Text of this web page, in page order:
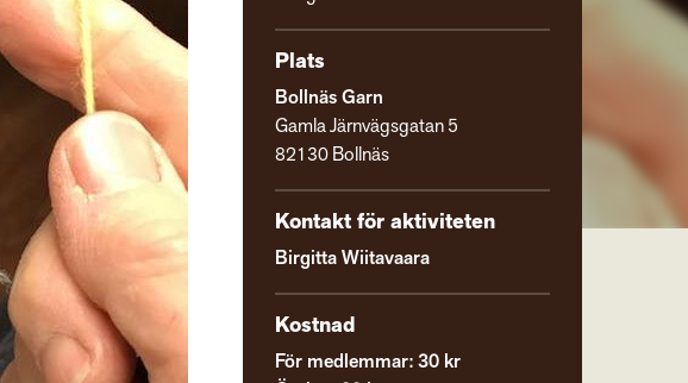
Plats
Bollnäs Garn
Gamla Järnvägsgatan 5
82130 Bollnäs
Kontakt för aktiviteten
Birgitta Wiitavaara
Kostnad
För medlemmar: 30 kr